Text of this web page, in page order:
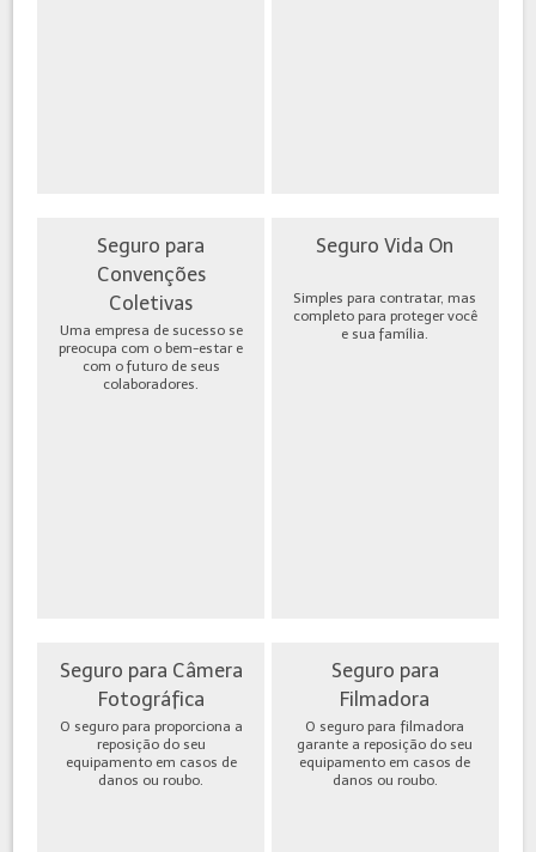
Seguro para
Convenções
Coletivas
Uma empresa de sucesso se
preocupa com o bem-estar e
com o futuro de seus
colaboradores.
Seguro Vida On
Simples para contratar, mas
completo para proteger você
e sua família.
Seguro para Câmera
Fotográfica
O seguro para proporciona a
reposição do seu
equipamento em casos de
danos ou roubo.
Seguro para
Filmadora
O seguro para filmadora
garante a reposição do seu
equipamento em casos de
danos ou roubo.